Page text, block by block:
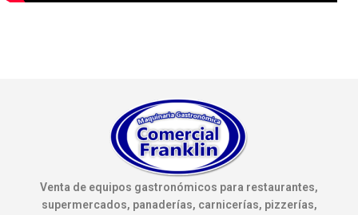
Venta de equipos gastronómicos para restaurantes,
supermercados, panaderías, carnicerías, pizzerías,